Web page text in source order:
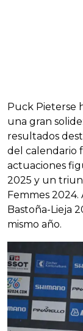
Puck Pieterse
una gran
resultados
del calendario
actuaciones
2025 y un
Femmes 2024.
Bastoña-Lieja
mismo año.